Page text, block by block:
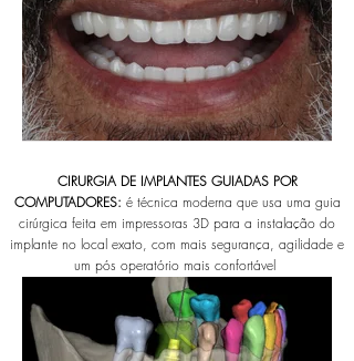
CIRURGIA DE IMPLANTES GUIADAS POR
COMPUTADORES: é técnica moderna que usa uma guia
cirúrgica feita em impressoras 3D para a instalação do
implante no local exato, com mais segurança, agilidade e
um pós operatório mais confortável